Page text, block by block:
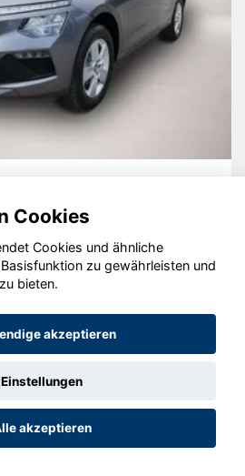
GmbH 2020 - 2026
Cookies
Cookies und ähnliche
zu gewährleisten und
bieten.
akzeptieren
Einstellungen
akzeptieren